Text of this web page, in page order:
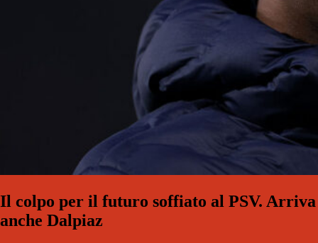
Il colpo per il futuro soffiato al PSV. Arriva
anche Dalpiaz